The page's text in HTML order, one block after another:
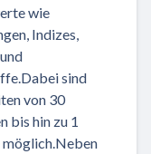
wie
Indizes,
sind
von 30
bis hin zu 1